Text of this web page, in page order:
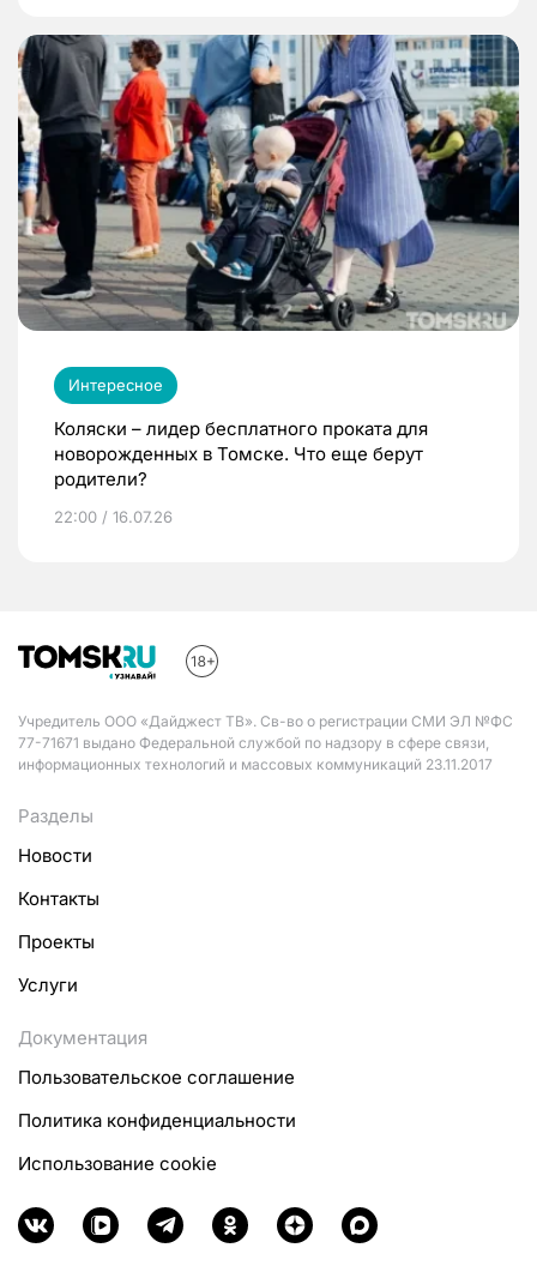
Интересное
Коляски – лидер бесплатного проката для
новорожденных в Томске. Что еще берут
родители?
22:00 / 16.07.26
Учредитель ООО «Дайджест ТВ». Св-во о регистрации СМИ ЭЛ №ФС
77-71671 выдано Федеральной службой по надзору в сфере связи,
информационных технологий и массовых коммуникаций 23.11.2017
Разделы
Новости
Контакты
Проекты
Услуги
Документация
Пользовательское соглашение
Политика конфиденциальности
Использование cookie